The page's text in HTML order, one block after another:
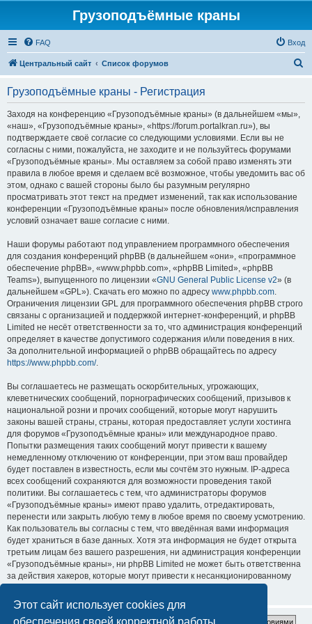
Этот сайт использует cookies для
обеспечения своей корректной работы.
Грузоподъёмные краны
FAQ Вход
Центральный сайт Список форумов
Грузоподъёмные краны - Регистрация
Заходя на конференцию «Грузоподъёмные краны» (в дальнейшем «мы»,
«наш», «Грузоподъёмные краны», «https://forum.portalkran.ru»), вы
подтверждаете своё согласие со следующими условиями. Если вы не
согласны с ними, пожалуйста, не заходите и не пользуйтесь форумами
«Грузоподъёмные краны». Мы оставляем за собой право изменять эти
правила в любое время и сделаем всё возможное, чтобы уведомить вас об
этом, однако с вашей стороны было бы разумным регулярно
просматривать этот текст на предмет изменений, так как использование
конференции «Грузоподъёмные краны» после обновления/исправления
условий означает ваше согласие с ними.
Наши форумы работают под управлением программного обеспечения
для создания конференций phpBB (в дальнейшем «они», «программное
обеспечение phpBB», «www.phpbb.com», «phpBB Limited», «phpBB
Teams»), выпущенного по лицензии «GNU General Public License v2» (в
дальнейшем «GPL»). Скачать его можно по адресу www.phpbb.com.
Ограничения лицензии GPL для программного обеспечения phpBB строго
связаны с организацией и поддержкой интернет-конференций, и phpBB
Limited не несёт ответственности за то, что администрация конференций
определяет в качестве допустимого содержания и/или поведения в них.
За дополнительной информацией о phpBB обращайтесь по адресу
https://www.phpbb.com/.
Вы соглашаетесь не размещать оскорбительных, угрожающих,
клеветнических сообщений, порнографических сообщений, призывов к
национальной розни и прочих сообщений, которые могут нарушить
законы вашей страны, страны, которая предоставляет услуги хостинга
для форумов «Грузоподъёмные краны» или международное право.
Попытки размещения таких сообщений могут привести к вашему
немедленному отключению от конференции, при этом ваш провайдер
будет поставлен в известность, если мы сочтём это нужным. IP-адреса
всех сообщений сохраняются для возможности проведения такой
политики. Вы соглашаетесь с тем, что администраторы форумов
«Грузоподъёмные краны» имеют право удалить, отредактировать,
перенести или закрыть любую тему в любое время по своему усмотрению.
Как пользователь вы согласны с тем, что введённая вами информация
будет храниться в базе данных. Хотя эта информация не будет открыта
третьим лицам без вашего разрешения, ни администрация конференции
«Грузоподъёмные краны», ни phpBB Limited не может быть ответственна
за действия хакеров, которые могут привести к несанкционированному